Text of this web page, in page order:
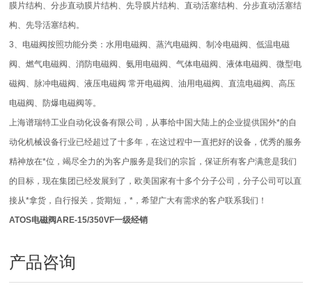
膜片结构、分步直动膜片结构、先导膜片结构、直动活塞结构、分步直动活塞结
构、先导活塞结构。
3、电磁阀按照功能分类：水用电磁阀、蒸汽电磁阀、制冷电磁阀、低温电磁
阀、燃气电磁阀、消防电磁阀、氨用电磁阀、气体电磁阀、液体电磁阀、微型电
磁阀、脉冲电磁阀、液压电磁阀 常开电磁阀、油用电磁阀、直流电磁阀、高压
电磁阀、防爆电磁阀等。
上海谱瑞特工业自动化设备有限公司，从事给中国大陆上的企业提供国外*的自
动化机械设备行业已经超过了十多年，在这过程中一直把好的设备，优秀的服务
精神放在*位，竭尽全力的为客户服务是我们的宗旨，保证所有客户满意是我们
的目标，现在集团已经发展到了，欧美国家有十多个分子公司，分子公司可以直
接从*拿货，自行报关，货期短，*，希望广大有需求的客户联系我们！
ATOS电磁阀ARE-15/350VF一级经销
产品咨询